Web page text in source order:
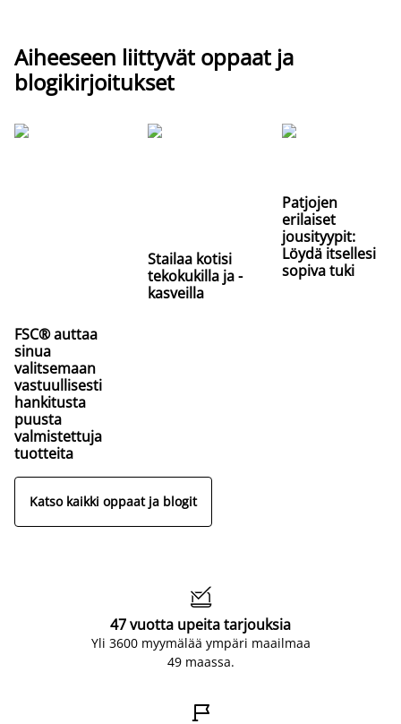
Aiheeseen liittyvät oppaat ja
blogikirjoitukset
FSC® auttaa
sinua
valitsemaan
vastuullisesti
hankitusta
puusta
valmistettuja
tuotteita
Stailaa kotisi
tekokukilla ja -
kasveilla
Patjojen
erilaiset
jousityypit:
Löydä itsellesi
sopiva tuki
Katso kaikki oppaat ja blogit

47 vuotta upeita tarjouksia
Yli 3600 myymälää ympäri maailmaa
49 maassa.
